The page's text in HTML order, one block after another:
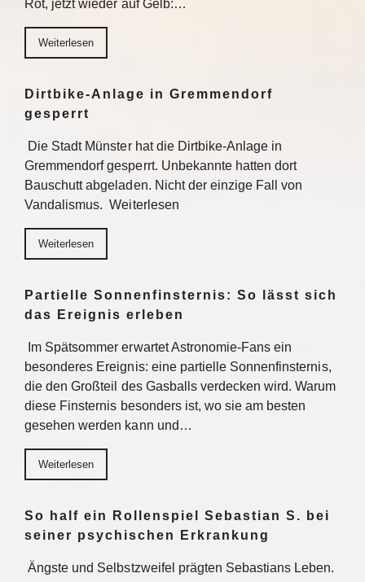
Rot, jetzt wieder auf Gelb:…
Weiterlesen
Dirtbike-Anlage in Gremmendorf
gesperrt
Die Stadt Münster hat die Dirtbike-Anlage in
Gremmendorf gesperrt. Unbekannte hatten dort
Bauschutt abgeladen. Nicht der einzige Fall von
Vandalismus. Weiterlesen
Weiterlesen
Partielle Sonnenfinsternis: So lässt sich
das Ereignis erleben
Im Spätsommer erwartet Astronomie-Fans ein
besonderes Ereignis: eine partielle Sonnenfinsternis,
die den Großteil des Gasballs verdecken wird. Warum
diese Finsternis besonders ist, wo sie am besten
gesehen werden kann und…
Weiterlesen
So half ein Rollenspiel Sebastian S. bei
seiner psychischen Erkrankung
Ängste und Selbstzweifel prägten Sebastians Leben.